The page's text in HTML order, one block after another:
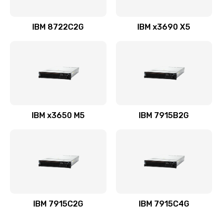
IBM 8722C2G IBM x3690 X5
IBM x3650 M5 IBM 7915B2G
IBM 7915C2G IBM 7915C4G